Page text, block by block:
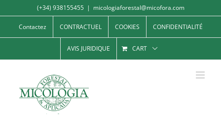
to
content
(+34) 938155455 | micologiaforestal@micofora.com
Contactez CONTRACTUEL COOKIES CONFIDENTIALITÉ
AVIS JURIDIQUE CART